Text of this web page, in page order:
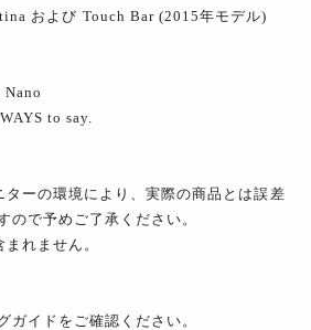
および Touch Bar (2015年モデル)
to say.
ーの環境により、実際の商品とは誤差
ので予めご了承ください。
れません。
ガイドをご確認ください。